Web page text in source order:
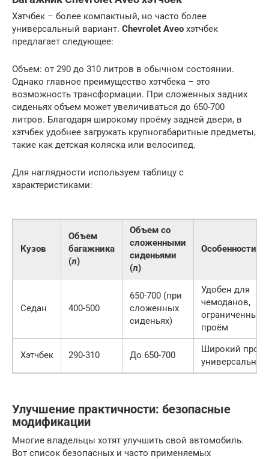
Хэтчбек – более компактный, но часто более
универсальный вариант. Chevrolet Aveo хэтчбек
предлагает следующее:
Объем: от 290 до 310 литров в обычном состоянии.
Однако главное преимущество хэтчбека – это
возможность трансформации. При сложенных задних
сиденьях объем может увеличиваться до 650-700
литров. Благодаря широкому проёму задней двери, в
хэтчбек удобнее загружать крупногабаритные предметы,
такие как детская коляска или велосипед.
Для наглядности используем таблицу с
характеристиками:
Кузов
Объем
багажника
(л)
Объем со
сложенными
сиденьями
(л)
Особенности
Седан 400-500
650-700 (при
сложенных
сиденьях)
Удобен для
чемоданов,
ограниченный
проём
Хэтчбек 290-310 До 650-700
Широкий
Улучшение практичности: безопасные
модификации
Многие владельцы хотят улучшить свой автомобиль.
Вот список безопасных и часто применяемых